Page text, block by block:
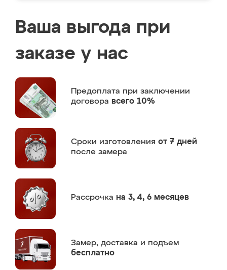
Ваша выгода при
заказе у нас
Предоплата при заключении
договора всего 10%
Сроки изготовления от 7 дней
после замера
Рассрочка на 3, 4, 6 месяцев
Замер, доставка и подъем
бесплатно